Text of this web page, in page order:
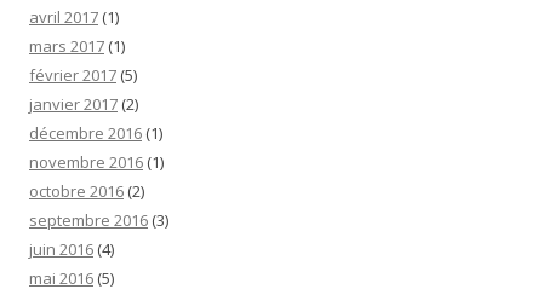
avril 2017 (1)
mars 2017 (1)
février 2017 (5)
janvier 2017 (2)
décembre 2016 (1)
novembre 2016 (1)
octobre 2016 (2)
septembre 2016 (3)
juin 2016 (4)
mai 2016 (5)